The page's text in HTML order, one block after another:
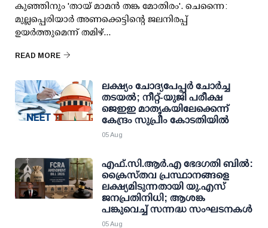
കുഞ്ഞിനും 'തായ് മാമന്‍ തങ്ക മോതിരം'. ചെന്നൈ:
മുല്ലപ്പെരിയാര്‍ അണക്കെട്ടിന്റെ ജലനിരപ്പ്
ഉയര്‍ത്തുമെന്ന് തമിഴ്...
READ MORE
ലക്ഷ്യം ചോദ്യപേപ്പര്‍ ചോര്‍ച്ച
തടയല്‍; നീറ്റ്-യുജി പരീക്ഷ
ജെഇഇ മാതൃകയിലേക്കെന്ന്
കേന്ദ്രം സുപ്രീം കോടതിയില്‍
05 Aug
എഫ്.സി.ആര്‍.എ ഭേദഗതി ബില്‍:
ക്രൈസ്തവ പ്രസ്ഥാനങ്ങളെ
ലക്ഷ്യമിടുന്നതായി യു.എസ്
ജനപ്രതിനിധി; ആശങ്ക
പങ്കുവെച്ച് സന്നദ്ധ സംഘടനകള്‍
05 Aug